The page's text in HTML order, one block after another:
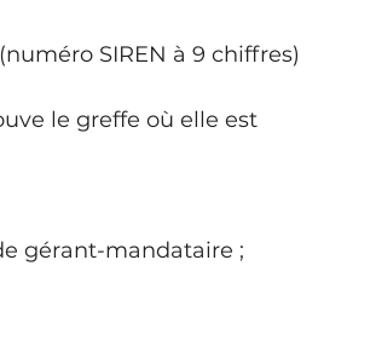
SIREN à 9 chiffres)
le greffe où elle est
gérant-mandataire ;